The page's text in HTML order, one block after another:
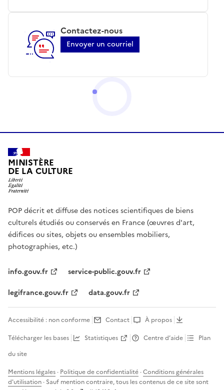
Contactez-nous
Envoyer un courriel
MINISTÈRE
DE LA CULTURE
POP décrit et diffuse des notices scientifiques de biens
culturels étudiés ou conservés en France (œuvres d'art,
édifices ou sites, objets ou ensembles mobiliers,
photographies, etc.)
info.gouv.fr
service-public.gouv.fr
legifrance.gouv.fr
data.gouv.fr
Accessibilité : non conforme Contact
À propos
Télécharger les bases
Statistiques Centre d’aide
Plan
du site
Mentions légales · Politique de confidentialité ·Conditions générales
d'utilisation · Sauf mention contraire, tous les contenus de ce site sont